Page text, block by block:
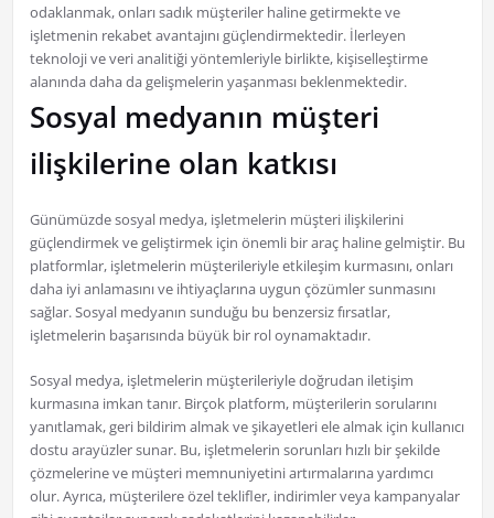
odaklanmak, onları sadık müşteriler haline getirmekte ve
işletmenin rekabet avantajını güçlendirmektedir. İlerleyen
teknoloji ve veri analitiği yöntemleriyle birlikte, kişiselleştirme
alanında daha da gelişmelerin yaşanması beklenmektedir.
Sosyal medyanın müşteri
ilişkilerine olan katkısı
Günümüzde sosyal medya, işletmelerin müşteri ilişkilerini
güçlendirmek ve geliştirmek için önemli bir araç haline gelmiştir. Bu
platformlar, işletmelerin müşterileriyle etkileşim kurmasını, onları
daha iyi anlamasını ve ihtiyaçlarına uygun çözümler sunmasını
sağlar. Sosyal medyanın sunduğu bu benzersiz fırsatlar,
işletmelerin başarısında büyük bir rol oynamaktadır.
Sosyal medya, işletmelerin müşterileriyle doğrudan iletişim
kurmasına imkan tanır. Birçok platform, müşterilerin sorularını
yanıtlamak, geri bildirim almak ve şikayetleri ele almak için kullanıcı
dostu arayüzler sunar. Bu, işletmelerin sorunları hızlı bir şekilde
çözmelerine ve müşteri memnuniyetini artırmalarına yardımcı
olur. Ayrıca, müşterilere özel teklifler, indirimler veya kampanyalar